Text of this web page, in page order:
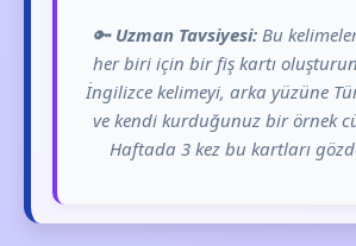
🔑 Uzman Tavsiyesi: Bu
her biri için bir fiş kartı
İngilizce kelimeyi, arka yüzüne
ve kendi kurduğunuz bir örnek
Haftada 3 kez bu kartları